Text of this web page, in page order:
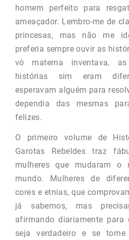
homem perfeito para
ameaçador. Lembro-me de
princesas, mas não me
preferia sempre ouvir as
vó materna inventava, as
histórias sim eram
esperavam alguém para
dependia das mesmas
felizes.
O primeiro volume de
Garotas Rebeldes traz
mulheres que mudaram
mundo. Mulheres de
cores e etnias, que
já sabemos, mas
afirmando diariamente para
seja verdadeiro e se